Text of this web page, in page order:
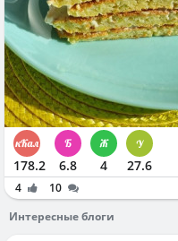
178.2 6.8 4 27.6
4
10
Интересные блоги